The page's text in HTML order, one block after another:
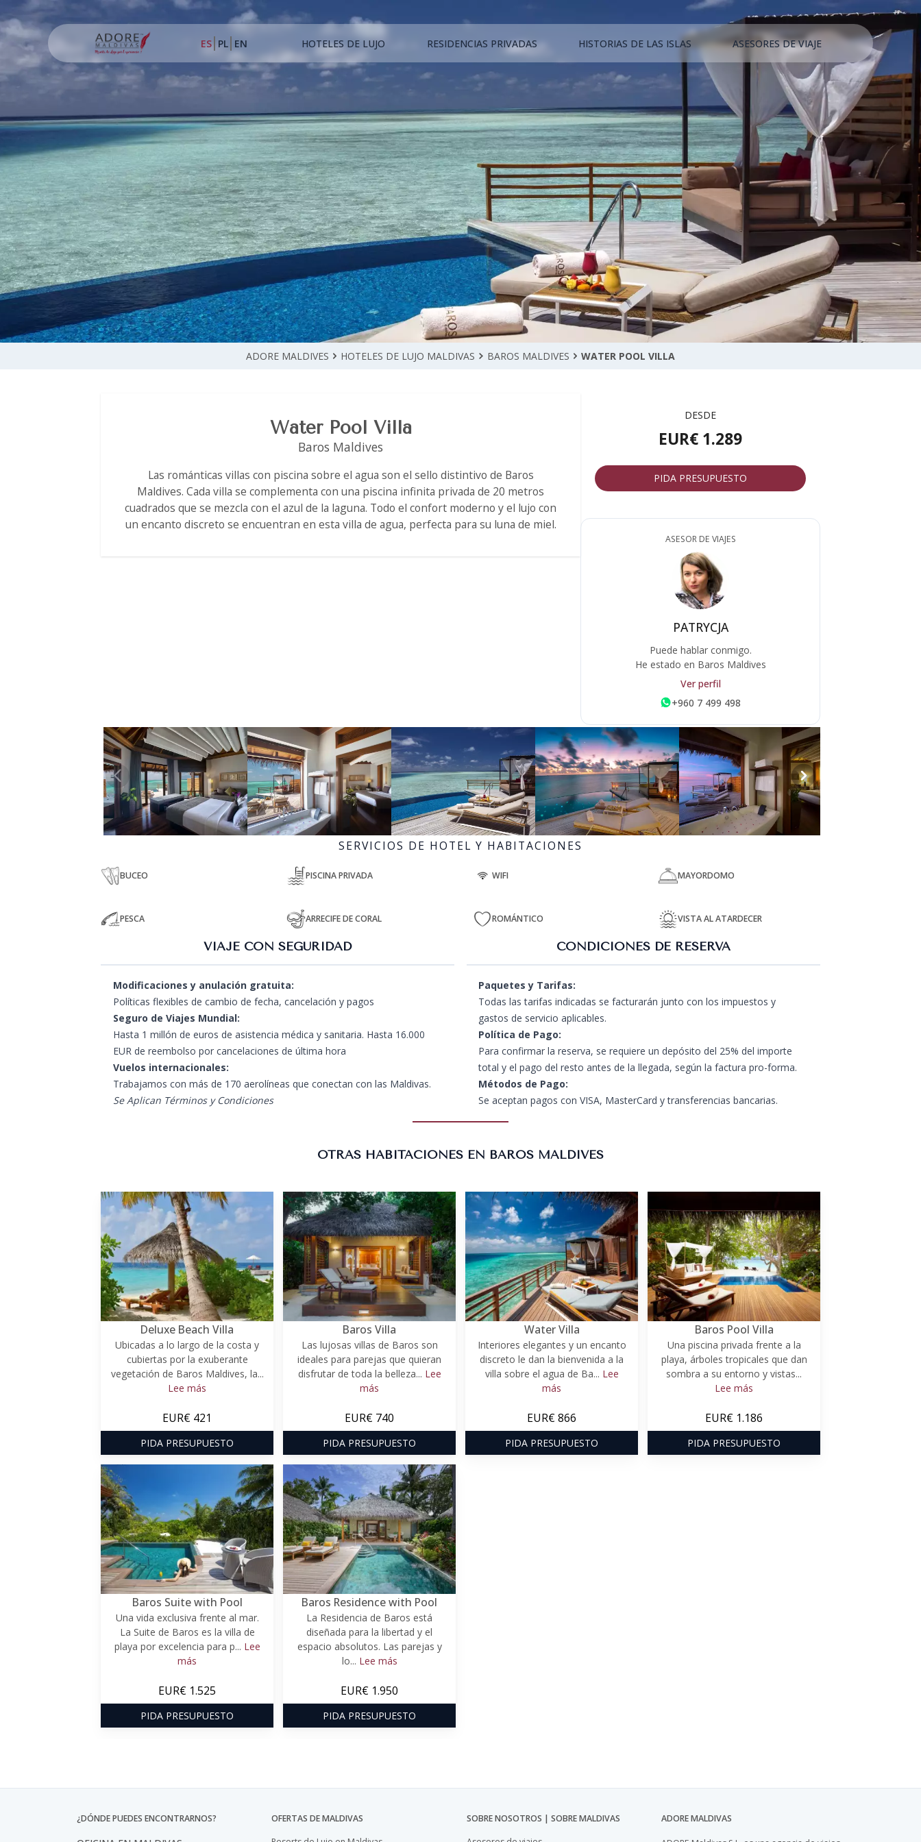
ES PL EN HOTELES DE LUJO RESIDENCIAS PRIVADAS HISTORIAS DE LAS ISLAS ASESORES DE VIAJE
ADORE MALDIVES HOTELES DE LUJO MALDIVAS BAROS MALDIVES WATER POOL VILLA
Water Pool Villa
Baros Maldives
Las románticas villas con piscina sobre el agua son el sello distintivo de Baros
Maldives. Cada villa se complementa con una piscina infinita privada de 20 metros
cuadrados que se mezcla con el azul de la laguna. Todo el confort moderno y el lujo con
un encanto discreto se encuentran en esta villa de agua, perfecta para su luna de miel.
DESDE
EUR€ 1.289
PIDA PRESUPUESTO
ASESOR DE VIAJES
PATRYCJA
Puede hablar conmigo.
He estado en Baros Maldives
Ver perfil
+960 7 499 498
SERVICIOS DE HOTEL Y HABITACIONES
BUCEO PISCINA PRIVADA WIFI MAYORDOMO
PESCA ARRECIFE DE CORAL ROMÁNTICO VISTA AL ATARDECER
VIAJE CON SEGURIDAD
Modificaciones y anulación gratuita:
Políticas flexibles de cambio de fecha, cancelación y pagos
Seguro de Viajes Mundial:
Hasta 1 millón de euros de asistencia médica y sanitaria. Hasta 16.000
EUR de reembolso por cancelaciones de última hora
Vuelos internacionales:
Trabajamos con más de 170 aerolíneas que conectan con las Maldivas.
Se Aplican Términos y Condiciones
CONDICIONES DE RESERVA
Paquetes y Tarifas:
Todas las tarifas indicadas se facturarán junto con los impuestos y
gastos de servicio aplicables.
Política de Pago:
Para confirmar la reserva, se requiere un depósito del 25% del importe
total y el pago del resto antes de la llegada, según la factura pro-forma.
Métodos de Pago:
Se aceptan pagos con VISA, MasterCard y transferencias bancarias.
OTRAS HABITACIONES EN BAROS MALDIVES
Deluxe Beach Villa
Ubicadas a lo largo de la costa y
cubiertas por la exuberante
vegetación de Baros Maldives, la...
Lee más
EUR€ 421
PIDA PRESUPUESTO
Baros Villa
Las lujosas villas de Baros son
ideales para parejas que quieran
disfrutar de toda la belleza... Lee
más
EUR€ 740
PIDA PRESUPUESTO
Water Villa
Interiores elegantes y un encanto
discreto le dan la bienvenida a la
villa sobre el agua de Ba... Lee
más
EUR€ 866
PIDA PRESUPUESTO
Baros Pool Villa
Una piscina privada frente a la
playa, árboles tropicales que dan
sombra a su entorno y vistas...
Lee más
EUR€ 1.186
PIDA PRESUPUESTO
Baros Suite with Pool
Una vida exclusiva frente al mar.
La Suite de Baros es la villa de
playa por excelencia para p... Lee
más
EUR€ 1.525
PIDA PRESUPUESTO
Baros Residence with Pool
La Residencia de Baros está
diseñada para la libertad y el
espacio absolutos. Las parejas y
lo... Lee más
EUR€ 1.950
PIDA PRESUPUESTO
¿DÓNDE PUEDES ENCONTRARNOS? OFERTAS DE MALDIVAS SOBRE NOSOTROS | SOBRE MALDIVAS ADORE MALDIVAS